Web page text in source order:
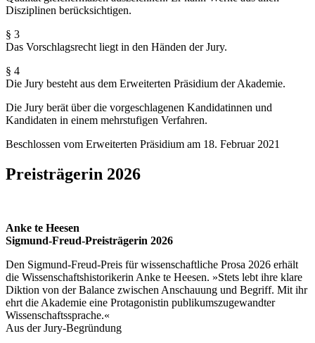
Disziplinen berücksichtigen.
§ 3
Das Vorschlagsrecht liegt in den Händen der Jury.
§ 4
Die Jury besteht aus dem Erweiterten Präsidium der Akademie.
Die Jury berät über die vorgeschlagenen Kandidatinnen und
Kandidaten in einem mehrstufigen Verfahren.
Beschlossen vom Erweiterten Präsidium am 18. Februar 2021
Preisträgerin 2026
Anke te Heesen
Sigmund-Freud-Preisträgerin 2026
Den Sigmund-Freud-Preis für wissenschaftliche Prosa 2026 erhält
die Wissenschaftshistorikerin Anke te Heesen. »Stets lebt ihre klare
Diktion von der Balance zwischen Anschauung und Begriff. Mit ihr
ehrt die Akademie eine Protagonistin publikums­zugewandter
Wissenschaftssprache.«
Aus der Jury-Begründung